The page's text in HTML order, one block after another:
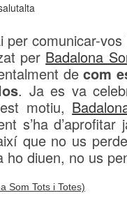
comunicar-vos
per Badalona
decom
. Ja es va
motiu,
s’ha d’aprofitar
que no us
diuen, no us
Som Tots i Totes)